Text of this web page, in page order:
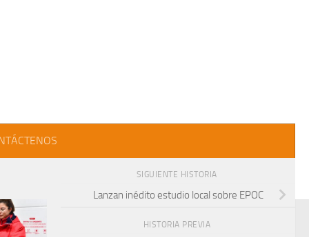
SIGUIENTE HISTORIA
Lanzan inédito estudio local sobre EPOC
HISTORIA PREVIA